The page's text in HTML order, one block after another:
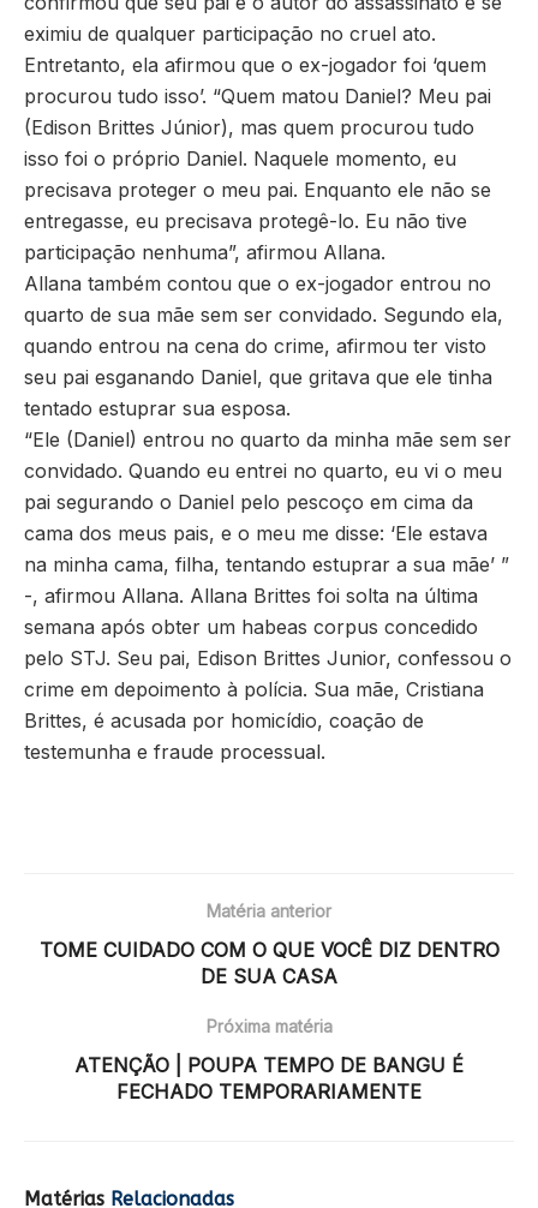
eximiu de qualquer participação no cruel ato.
Entretanto, ela afirmou que o ex-jogador foi ‘quem
procurou tudo isso’. “Quem matou Daniel? Meu pai
(Edison Brittes Júnior), mas quem procurou tudo
isso foi o próprio Daniel. Naquele momento, eu
precisava proteger o meu pai. Enquanto ele não se
entregasse, eu precisava protegê-lo. Eu não tive
participação nenhuma”, afirmou Allana.
Allana também contou que o ex-jogador entrou no
quarto de sua mãe sem ser convidado. Segundo ela,
quando entrou na cena do crime, afirmou ter visto
seu pai esganando Daniel, que gritava que ele tinha
tentado estuprar sua esposa.
“Ele (Daniel) entrou no quarto da minha mãe sem ser
convidado. Quando eu entrei no quarto, eu vi o meu
pai segurando o Daniel pelo pescoço em cima da
cama dos meus pais, e o meu me disse: ‘Ele estava
na minha cama, filha, tentando estuprar a sua mãe’ ”
-, afirmou Allana. Allana Brittes foi solta na última
semana após obter um habeas corpus concedido
pelo STJ. Seu pai, Edison Brittes Junior, confessou o
crime em depoimento à polícia. Sua mãe, Cristiana
Brittes, é acusada por homicídio, coação de
testemunha e fraude processual.
Matéria anterior
TOME CUIDADO COM O QUE VOCÊ DIZ DENTRO
DE SUA CASA
Próxima matéria
ATENÇÃO | POUPA TEMPO DE BANGU É
FECHADO TEMPORARIAMENTE
Matérias Relacionadas